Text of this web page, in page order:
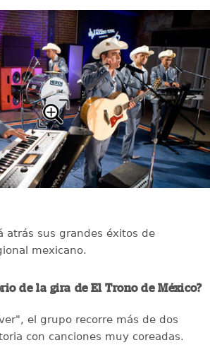
atrás sus grandes éxitos de
mexicano.
de la gira de El Trono de México?
el grupo recorre más de dos
con canciones muy coreadas.